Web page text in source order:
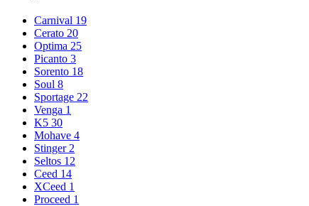
Carnival 19
Cerato 20
Optima 25
Picanto 3
Sorento 18
Soul 8
Sportage 22
Venga 1
K5 30
Mohave 4
Stinger 2
Seltos 12
Ceed 14
XCeed 1
Proceed 1